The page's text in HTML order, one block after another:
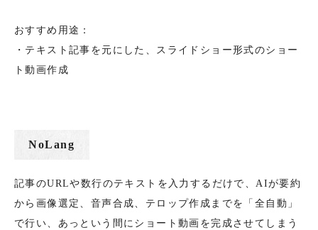
おすすめ用途：
・テキスト記事を元にした、スライドショー形式のショー
ト動画作成
NoLang
記事のURLや数行のテキストを入力するだけで、AIが要約
から画像選定、音声合成、テロップ作成までを「全自動」
で行い、あっという間にショート動画を完成させてしまう